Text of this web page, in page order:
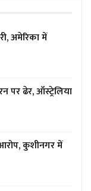
अमेरिका में
पर ढेर, ऑस्ट्रेलिया
कुशीनगर में